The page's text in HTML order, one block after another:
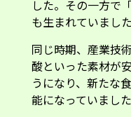
した。その一方で
も生まれていました
同じ時期、産業技
酸といった素材が
うになり、新たな
能になっていました